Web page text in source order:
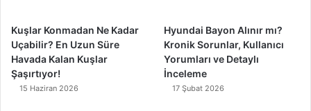
Kuşlar Konmadan Ne Kadar
Uçabilir? En Uzun Süre
Havada Kalan Kuşlar
Şaşırtıyor!
15 Haziran 2026
Hyundai Bayon Alınır mı?
Kronik Sorunlar, Kullanıcı
Yorumları ve Detaylı
İnceleme
17 Şubat 2026